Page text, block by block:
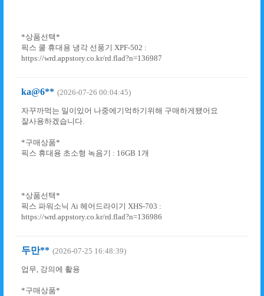
*상품선택*
픽스 쿨 휴대용 냉각 선풍기 XPF-502 :
https://wrd.appstory.co.kr/rd.flad?n=136987
ka@6** (2026-07-26 00:04:45)
자꾸까먹는 일이있어 나중에기억하기위해 구매하게됐어요
잘사용하겠습니다.
*구매상품*
픽스 휴대용 초소형 녹음기 : 16GB 1개
*상품선택*
픽스 파워소닉 Ai 헤어드라이기 XHS-703 :
https://wrd.appstory.co.kr/rd.flad?n=136986
두만** (2026-07-25 16:48:39)
업무, 강의에 활용
*구매상품*